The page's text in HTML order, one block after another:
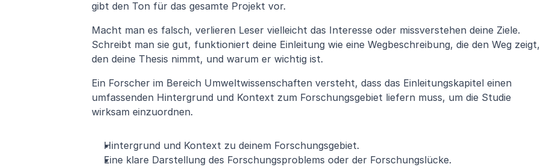
gibt den Ton für das gesamte Projekt vor.
Macht man es falsch, verlieren Leser vielleicht das Interesse oder missverstehen deine Ziele.
Schreibt man sie gut, funktioniert deine Einleitung wie eine Wegbeschreibung, die den Weg zeigt,
den deine Thesis nimmt, und warum er wichtig ist.
Ein Forscher im Bereich Umweltwissenschaften versteht, dass das Einleitungskapitel einen
umfassenden Hintergrund und Kontext zum Forschungsgebiet liefern muss, um die Studie
wirksam einzuordnen.
Hintergrund und Kontext zu deinem Forschungsgebiet.
Eine klare Darstellung des Forschungsproblems oder der Forschungslücke.